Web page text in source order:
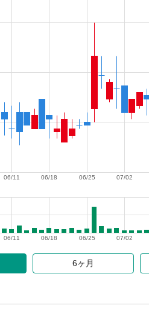
07/02
06/25
06/18
06/11
07/02
06/25
06/18
06/11
6ヶ月